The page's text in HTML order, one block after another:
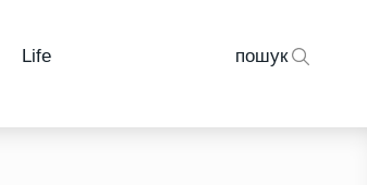
Life пошук